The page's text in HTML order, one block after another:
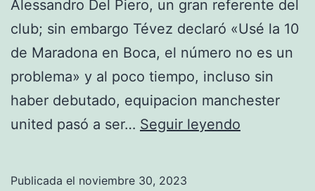
Alessandro Del Piero, un gran referente del
club; sin embargo Tévez declaró «Usé la 10
de Maradona en Boca, el número no es un
problema» y al poco tiempo, incluso sin
haber debutado, equipacion manchester
united pasó a ser… Seguir leyendo
Publicada el noviembre 30, 2023